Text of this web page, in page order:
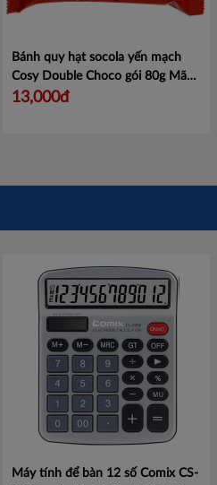
Bánh quy hạt socola yến mạch
Cosy Double Choco gói 80g Mã
4258097
13,000đ
Máy tính để bàn 12 số Comix CS-